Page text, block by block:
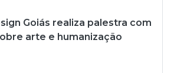
Goiás realiza palestra com
arte e humanização